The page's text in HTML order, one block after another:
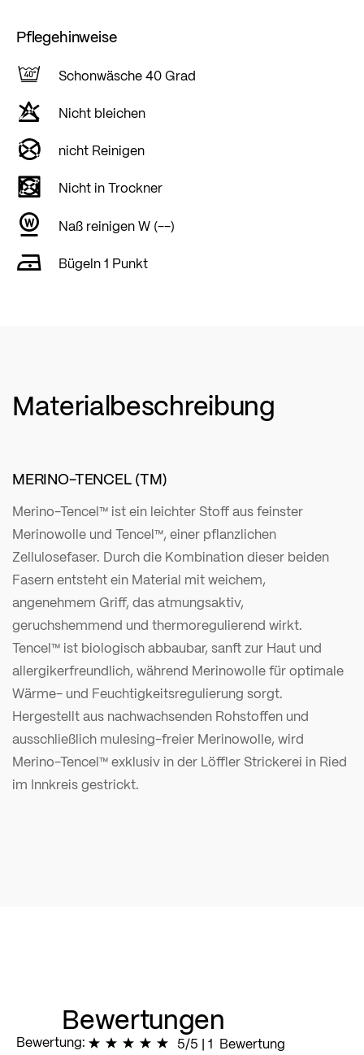
Pflegehinweise
Schonwäsche 40 Grad
Nicht bleichen
nicht Reinigen
Nicht in Trockner
Naß reinigen W (--)
Bügeln 1 Punkt
Materialbeschreibung
MERINO-TENCEL (TM)
Merino-Tencel™ ist ein leichter Stoff aus feinster
Merinowolle und Tencel™, einer pflanzlichen
Zellulosefaser. Durch die Kombination dieser beiden
Fasern entsteht ein Material mit weichem,
angenehmem Griff, das atmungsaktiv,
geruchshemmend und thermoregulierend wirkt.
Tencel™ ist biologisch abbaubar, sanft zur Haut und
allergikerfreundlich, während Merinowolle für optimale
Wärme- und Feuchtigkeitsregulierung sorgt.
Hergestellt aus nachwachsenden Rohstoffen und
ausschließlich mulesing-freier Merinowolle, wird
Merino-Tencel™ exklusiv in der Löffler Strickerei in Ried
im Innkreis gestrickt.
Bewertungen
Bewertung: 100
% of 100
5/5 | 1 Bewertung